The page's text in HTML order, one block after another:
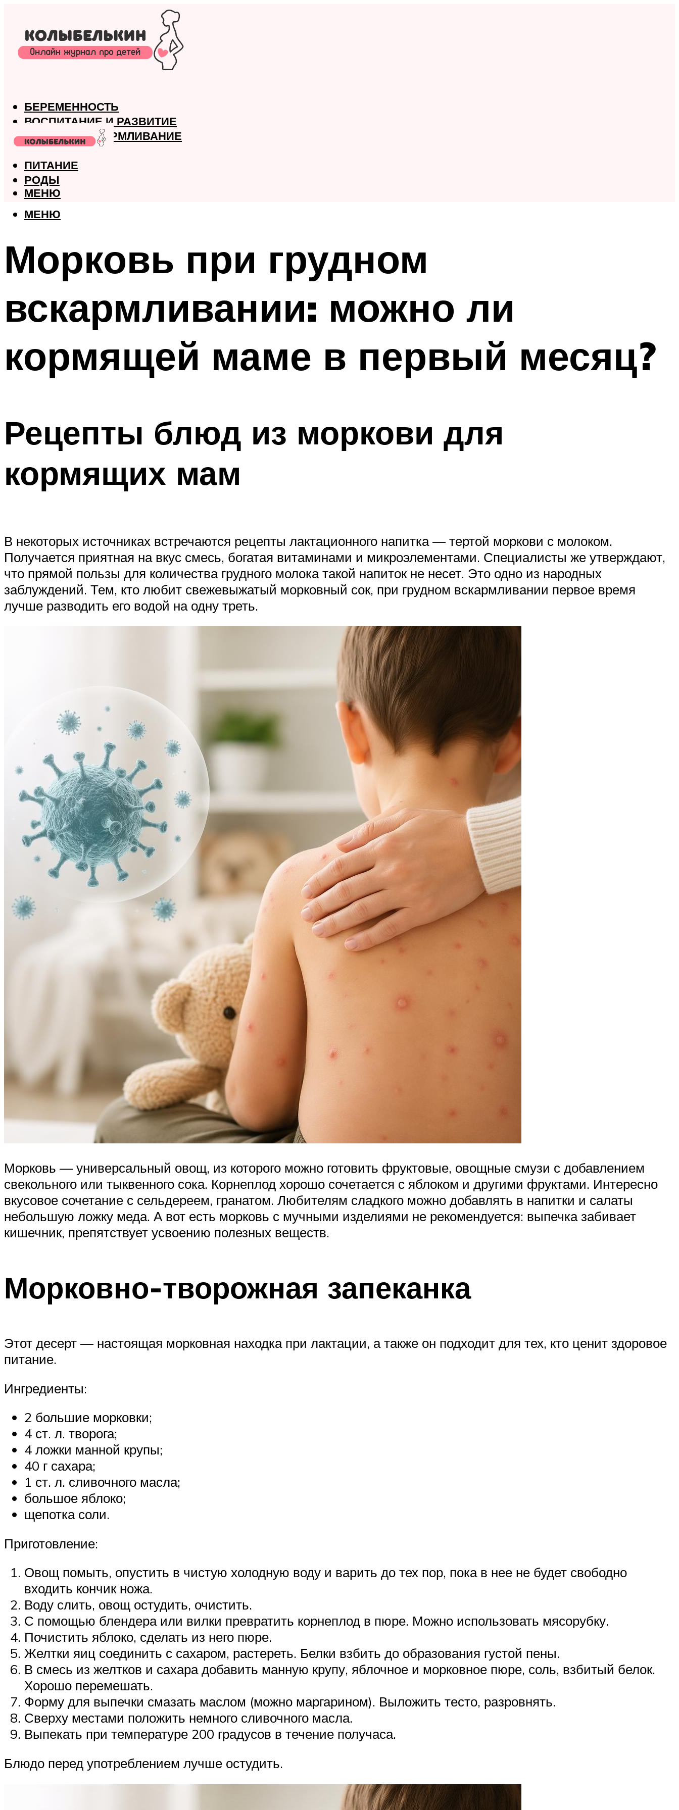
БЕРЕМЕННОСТЬ
ВОСПИТАНИЕ И РАЗВИТИЕ
ГРУДНОЕ ВСКАРМЛИВАНИЕ
ЗДОРОВЬЕ
ПИТАНИЕ
РОДЫ
МЕНЮ
МЕНЮ
Морковь при грудном
вскармливании: можно ли
кормящей маме в первый месяц?
Рецепты блюд из моркови для
кормящих мам
В некоторых источниках встречаются рецепты лактационного напитка — тертой моркови с молоком.
Получается приятная на вкус смесь, богатая витаминами и микроэлементами. Специалисты же утверждают,
что прямой пользы для количества грудного молока такой напиток не несет. Это одно из народных
заблуждений. Тем, кто любит свежевыжатый морковный сок, при грудном вскармливании первое время
лучше разводить его водой на одну треть.
Морковь — универсальный овощ, из которого можно готовить фруктовые, овощные смузи с добавлением
свекольного или тыквенного сока. Корнеплод хорошо сочетается с яблоком и другими фруктами. Интересно
вкусовое сочетание с сельдереем, гранатом. Любителям сладкого можно добавлять в напитки и салаты
небольшую ложку меда. А вот есть морковь с мучными изделиями не рекомендуется: выпечка забивает
кишечник, препятствует усвоению полезных веществ.
Морковно-творожная запеканка
Этот десерт — настоящая морковная находка при лактации, а также он подходит для тех, кто ценит здоровое
питание.
Ингредиенты:
2 большие морковки;
4 ст. л. творога;
4 ложки манной крупы;
40 г сахара;
1 ст. л. сливочного масла;
большое яблоко;
щепотка соли.
Приготовление:
Овощ помыть, опустить в чистую холодную воду и варить до тех пор, пока в нее не будет свободно
входить кончик ножа.
Воду слить, овощ остудить, очистить.
С помощью блендера или вилки превратить корнеплод в пюре. Можно использовать мясорубку.
Почистить яблоко, сделать из него пюре.
Желтки яиц соединить с сахаром, растереть. Белки взбить до образования густой пены.
В смесь из желтков и сахара добавить манную крупу, яблочное и морковное пюре, соль, взбитый белок.
Хорошо перемешать.
Форму для выпечки смазать маслом (можно маргарином). Выложить тесто, разровнять.
Сверху местами положить немного сливочного масла.
Выпекать при температуре 200 градусов в течение получаса.
Блюдо перед употреблением лучше остудить.